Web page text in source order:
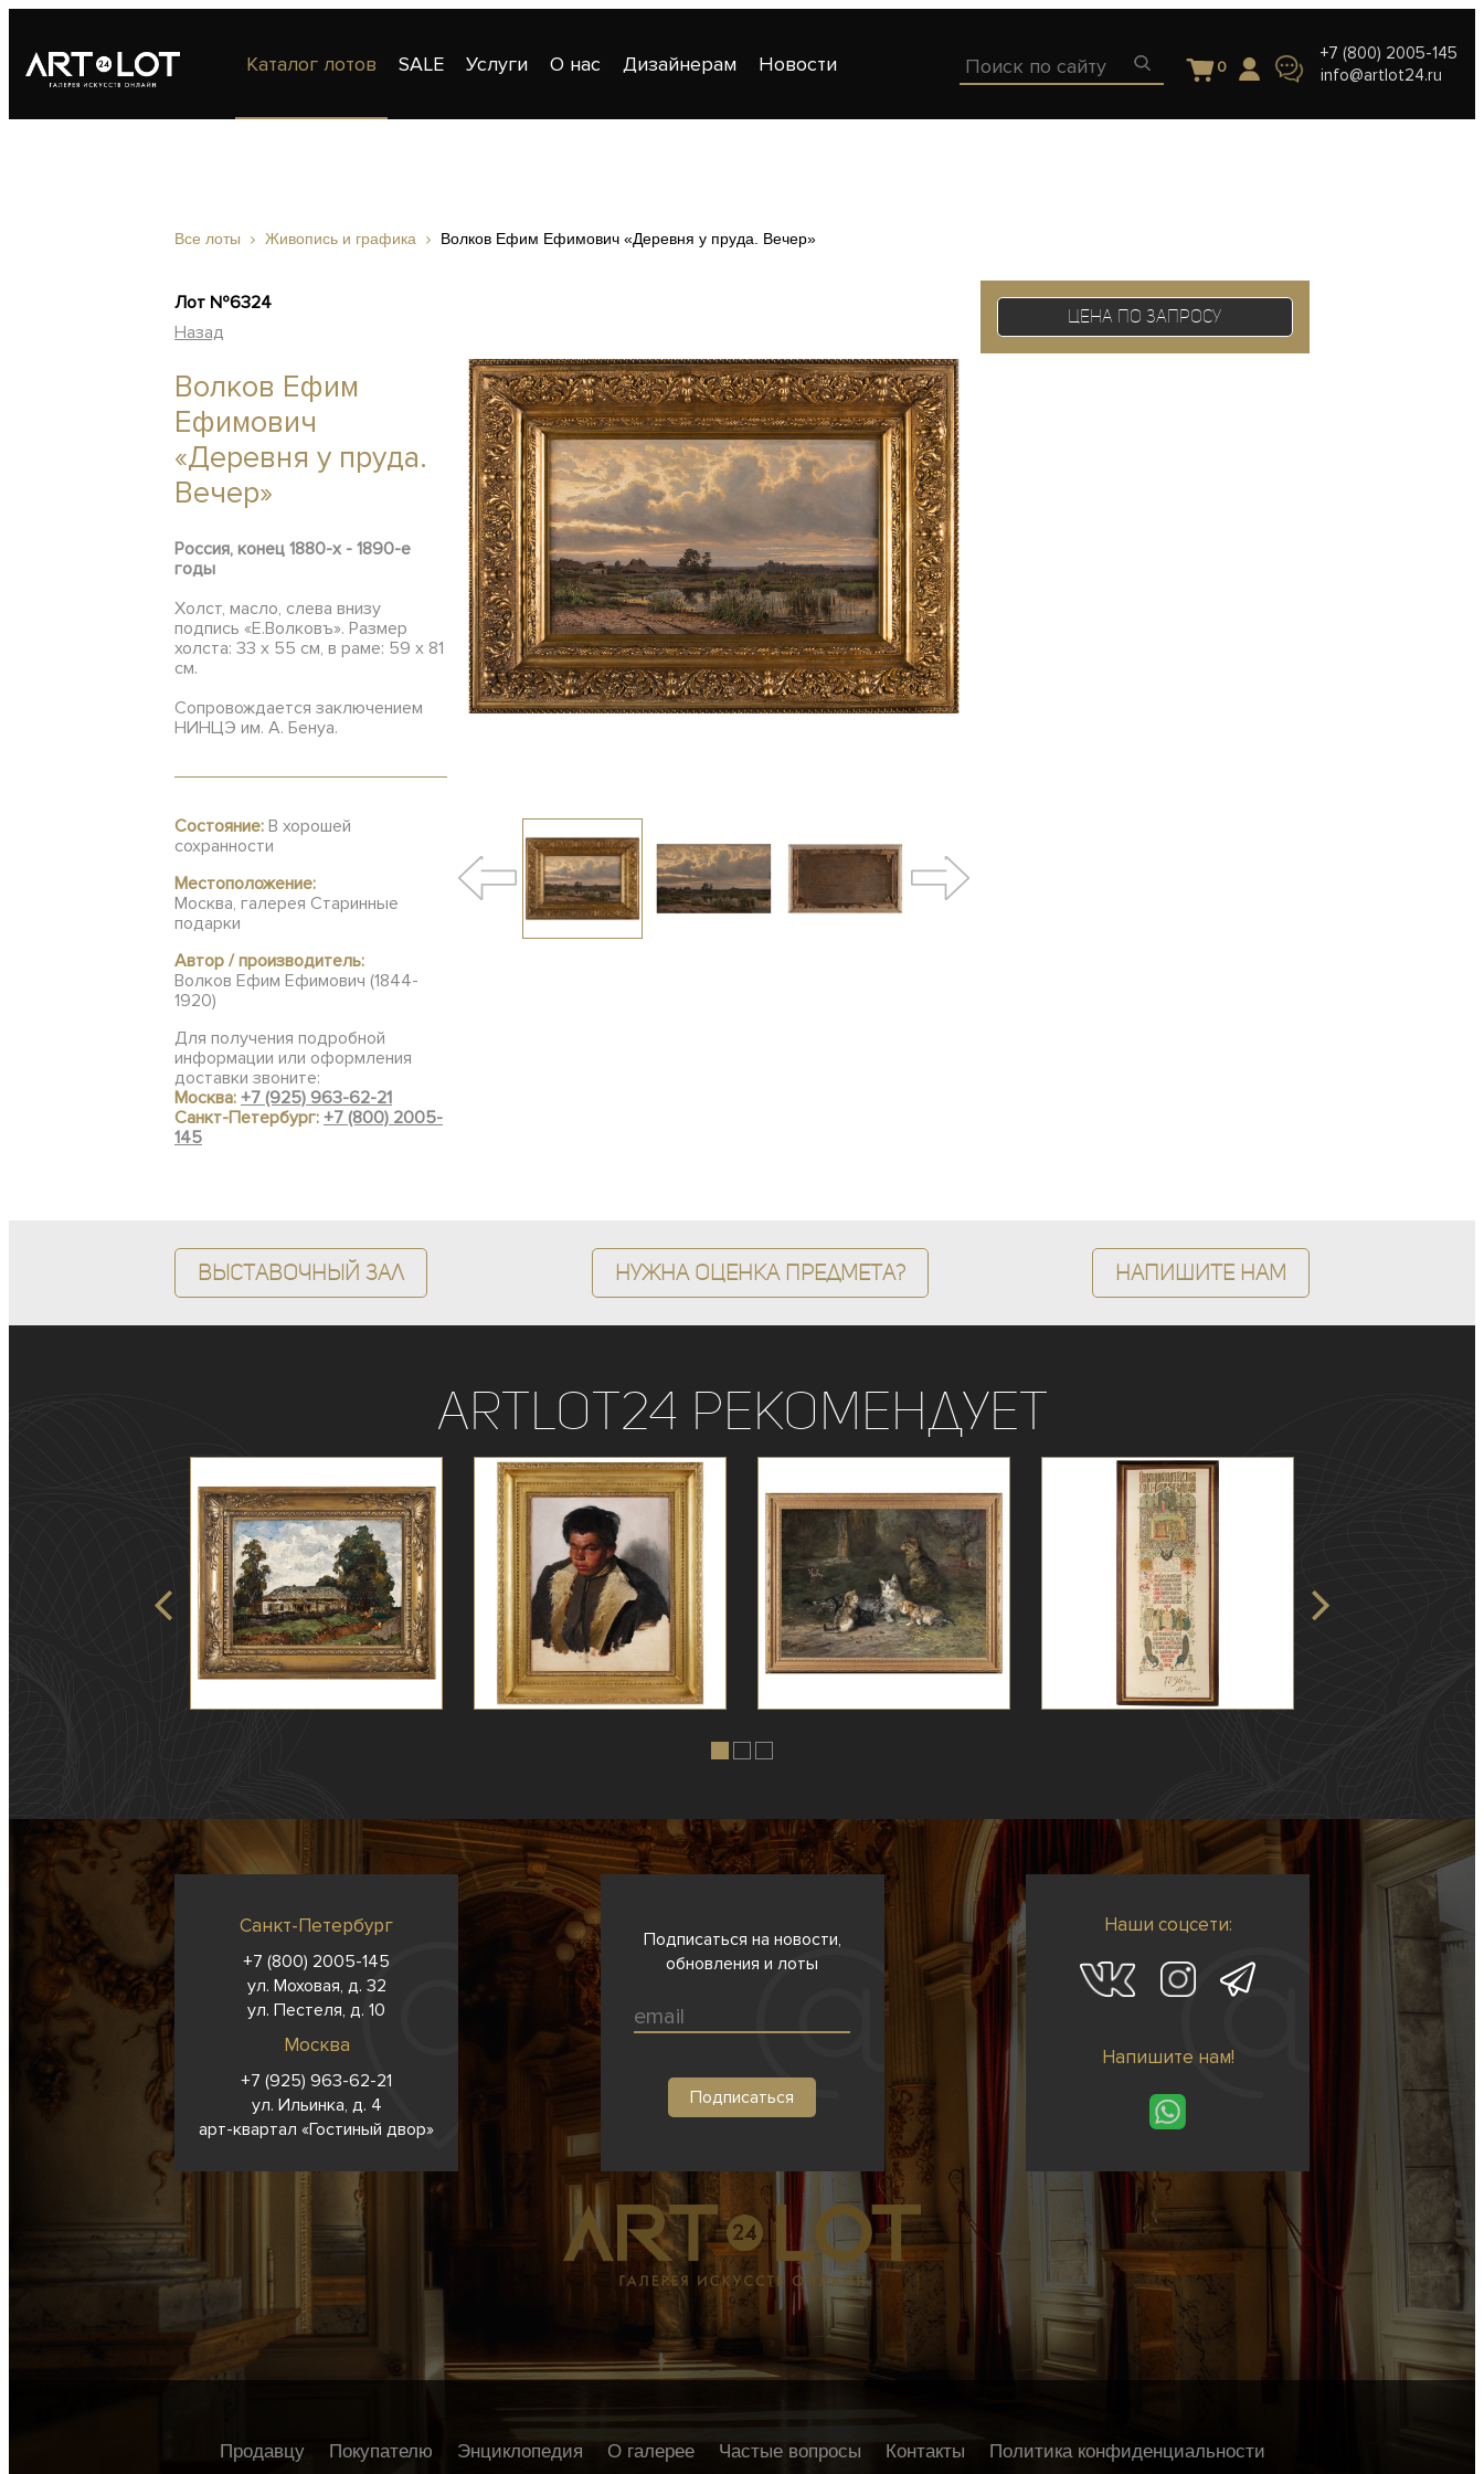
Каталог лотов SALE Услуги О нас Дизайнерам Новости 0
+7 (800) 2005-145
info@artlot24.ru
Все лоты Живопись и графика Волков Ефим Ефимович «Деревня у пруда. Вечер»
Лот №6324
Назад
Волков Ефим
Ефимович
«Деревня у пруда.
Вечер»
Россия, конец 1880-х - 1890-е
годы
Холст, масло, слева внизу
подпись «Е.Волковъ». Размер
холста: 33 х 55 см, в раме: 59 x 81
см.
Сопровождается заключением
НИНЦЭ им. А. Бенуа.
Состояние: В хорошей
сохранности
Местоположение:
Москва, галерея Старинные
подарки
Автор / производитель:
Волков Ефим Ефимович (1844-
1920)
Для получения подробной
информации или оформления
доставки звоните:
Москва: +7 (925) 963-62-21
Санкт-Петербург: +7 (800) 2005-
145
Цена по запросу
Выставочный зал Нужна оценка предмета? Напишите нам
ArtLot24 рекомендует
Санкт-Петербург
+7 (800) 2005-145
ул. Моховая, д. 32
ул. Пестеля, д. 10
Москва
+7 (925) 963-62-21
ул. Ильинка, д. 4
арт-квартал «Гостиный двор»
Подписаться на новости,
обновления и лоты
Наши соцсети:
Напишите нам!
Продавцу Покупателю Энциклопедия О галерее Частые вопросы Контакты Политика конфиденциальности